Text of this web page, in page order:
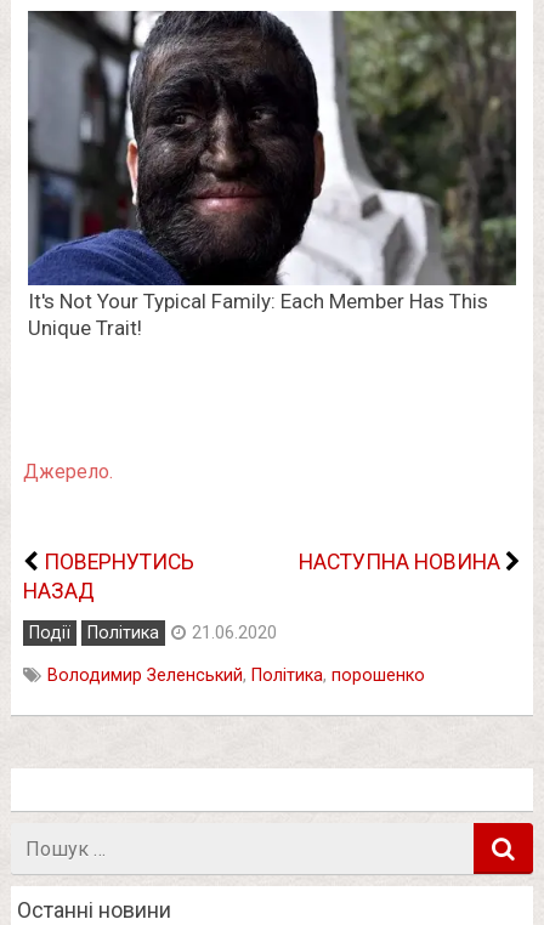
Джерело.
ПОВЕРНУТИСЬ
НАЗАД
НАСТУПНА НОВИНА
Події Політика 21.06.2020
Володимир Зеленський, Політика, порошенко
Останні новини